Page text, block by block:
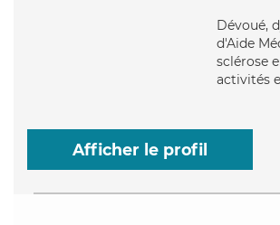
Dévoué,
d'Aide
sclérose
activités
Afficher le profil